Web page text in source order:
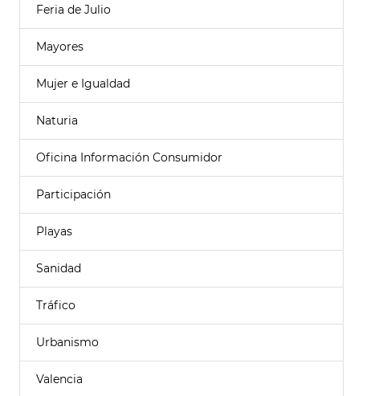
Feria de Julio
Mayores
Mujer e Igualdad
Naturia
Oficina Información Consumidor
Participación
Playas
Sanidad
Tráfico
Urbanismo
Valencia